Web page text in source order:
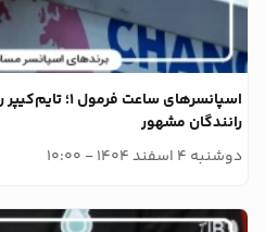
اسپانسرهای
رانندگان مشهور
دوشنبه 4 اسفند 1404 - 10:00